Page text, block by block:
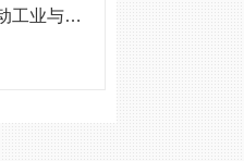
国产X-Ray检测设备：推动工业与医疗检测的创新